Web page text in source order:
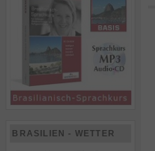
BRASILIEN - WETTER